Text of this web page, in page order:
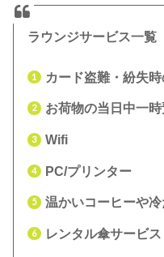
ラウンジサービス一覧
カード盗難・紛失
お荷物の当日中一時
Wifi
PC/プリンター
温かいコーヒーや
レンタル傘サービス